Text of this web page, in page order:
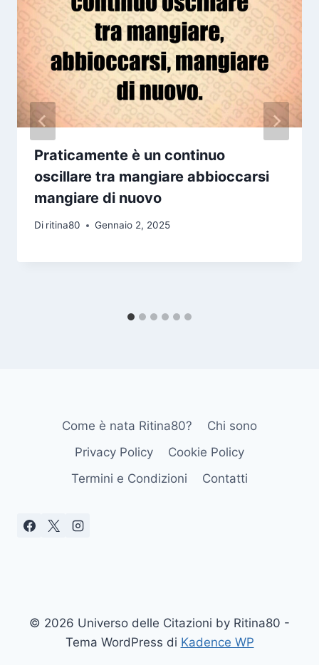
Praticamente è un continuo
oscillare tra mangiare abbioccarsi
mangiare di nuovo
Di ritina80 Gennaio 2, 2025
Come è nata Ritina80?
Chi sono
Privacy Policy
Cookie Policy
Termini e Condizioni
Contatti
© 2026 Universo delle Citazioni by Ritina80 -
Tema WordPress di Kadence WP